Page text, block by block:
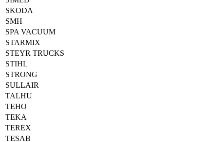
SKODA
SMH
SPA VACUUM
STARMIX
STEYR TRUCKS
STIHL
STRONG
SULLAIR
TALHU
TEHO
TEKA
TEREX
TESAB